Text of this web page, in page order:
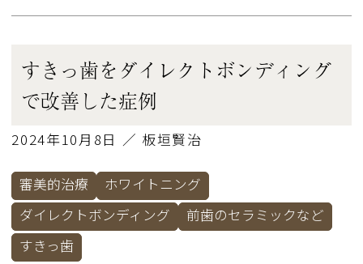
すきっ歯をダイレクトボンディング
で改善した症例
2024年10月8日 ／ 板垣賢治
審美的治療
ホワイトニング
ダイレクトボンディング
前歯のセラミックなど
すきっ歯